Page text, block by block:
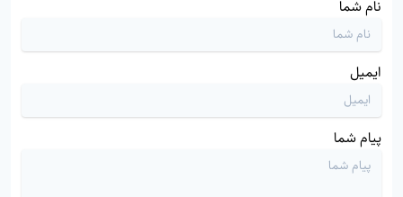
نام شما
ایمیل
پیام شما